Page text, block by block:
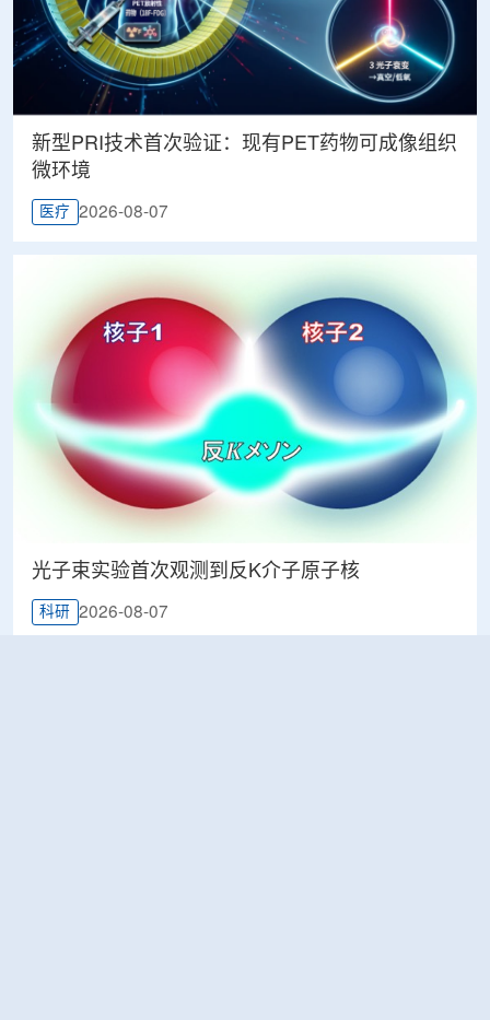
新型PRI技术首次验证：现有PET药物可成像组织
微环境
医疗 2026-08-07
光子束实验首次观测到反K介子原子核
科研 2026-08-07